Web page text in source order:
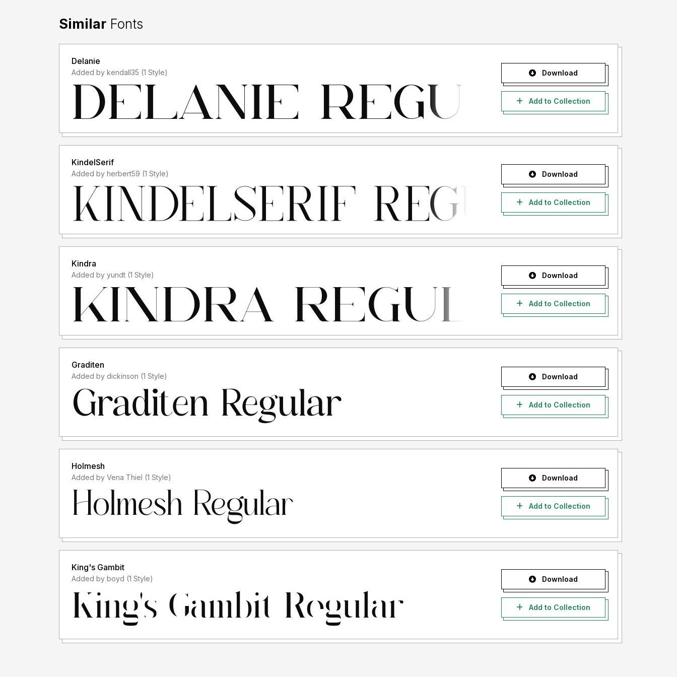
memanfaatkan/menggunakan font kami. Baik itu untuk individu, Agensi Desain Grafis, Percetakan, Distro
atau Perusahaan/Korporasi.
- Silakan gunakan lisensi komersial dengan membeli melalui link ini :
https://letterena.com/
- Dengan hanya lisensi "Personal Use", DILARANG KERAS menggunakan atau memanfaatkan font ini
untuk kepeluan Komersial, baik itu untuk Iklan, Promosi, TV, Film, Video, Motion Graphics, Youtube, Desain
kaos distro atau untuk Kemasan Produk (baik Fisik ataupun Digital) atau Media apapun dengan tujuan
menghasilkan profit/keuntungan.
- Untuk penggunaan keperluan Perusahaan/Korporasi silakan menggunakan CUSTOM LICENSE.
- Menggunakan font ini dengan lisensi "Personal Use" untuk kepentingan Komersial apapun bentuknya
TANPA IZIN dari kami, akan dikenakan biaya EXTENDED LICENSE atau 100x Harga lisensi desktop.
- Saya tidak menerima "lisensi font" setelah penggunaan. (Contoh kasus: anda ketahuan menggunakan
font saya untuk keperluan komersil, padahal lisensinya free for personal use, kemudian setelah ketahuan
menggunakan font saya, anda membeli lisensinya di link diatas. Nah untuk kejadian yg seperti ini saya tidak
akan "MENERIMA LISENSINYA", karena lisensi font yang anda beli adalah "LISENSI SETELAH
membeli lisensi font tersebut
Informasi tentang Lisensi apa yang akan anda perlukan, silahkan menghubungi kami di :
storytypestudio@gmail.com
Terima kasih.
Similar Fonts
Delanie
Added by kendall35 (1 Style) Download
Add to Collection
KindelSerif
Added by herbert59 (1 Style) Download
Add to Collection
Kindra
Added by yundt (1 Style) Download
Add to Collection
Graditen
Added by dickinson (1 Style) Download
Add to Collection
Holmesh
Added by Vena Thiel (1 Style) Download
Add to Collection
King's Gambit
Added by boyd (1 Style) Download
Add to Collection